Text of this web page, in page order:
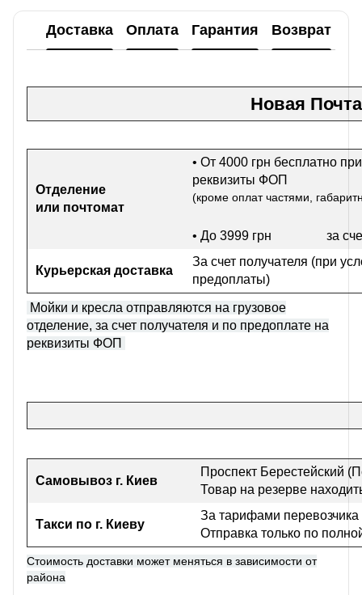
Доставка Оплата Гарантия Возврат
Новая Почта
Отделение
или почтомат
• От 4000 грн бесплатно
реквизиты ФОП
(кроме оплат частями,
• До 3999 грн за
Курьерская доставка
За счет получателя (при
предоплаты)
Мойки и кресла отправляются на грузовое
отделение, за счет получателя и по предоплате на
реквизиты ФОП
Самовывоз г. Киев
Проспект Берестейский
Товар на резерве
Такси по г. Киеву
За тарифами перевозчика
Отправка только по
Стоимость доставки может меняться в зависимости от
района